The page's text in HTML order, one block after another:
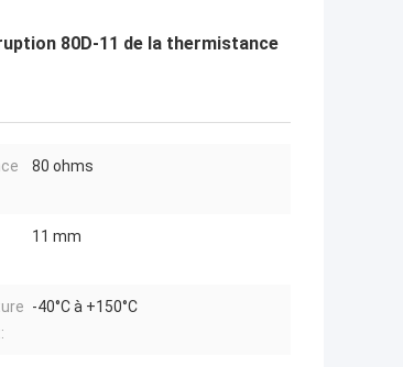
80D-11 de la thermistance
80 ohms
11 mm
-40°C à +150°C